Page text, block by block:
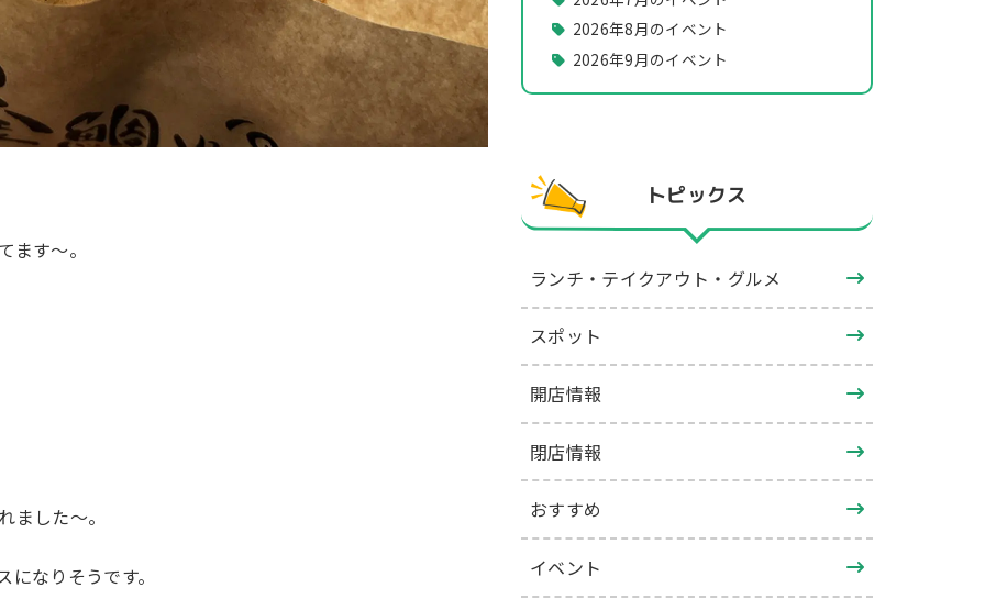
ます～。
ました～。
なりそうです。
2026年8月のイベント
2026年9月のイベント
トピックス
ランチ・テイクアウト・グルメ
スポット
開店情報
閉店情報
おすすめ
イベント